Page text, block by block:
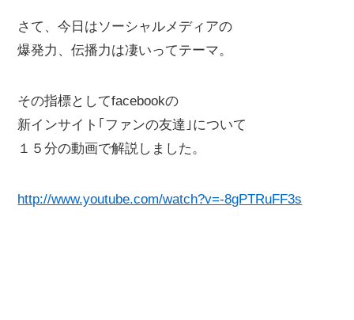
さて、今日はソーシャルメディアの
爆発力、伝播力は凄いってテーマ。
その指標としてfacebookの
新インサイト｢ファンの友達｣について
１５分の動画で解説しました。
http://www.youtube.com/watch?v=-8gPTRuFF3s